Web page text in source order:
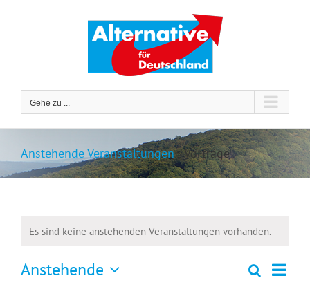
Gehe zu ...
Anstehende Veranstaltungen› Vorträge
Es sind keine anstehenden Veranstaltungen vorhanden.
Suche
Liste
Anstehende